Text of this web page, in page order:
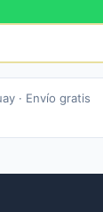
· Envío gratis